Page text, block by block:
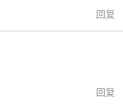
回复
回复